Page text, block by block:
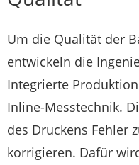
Um die Qualität der
entwickeln die
Integrierte
Inline-Messtechnik.
des Druckens Fehler
korrigieren. Dafür